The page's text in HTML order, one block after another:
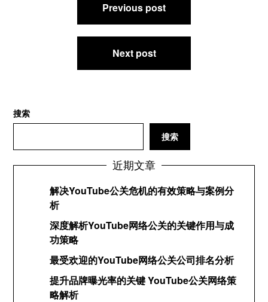
Previous post
Next post
搜索
搜索
近期文章
解决YouTube公关危机的有效策略与案例分
析
深度解析YouTube网络公关的关键作用与成
功策略
最受欢迎的YouTube网络公关公司排名分析
提升品牌曝光率的关键 YouTube公关网络策
略解析